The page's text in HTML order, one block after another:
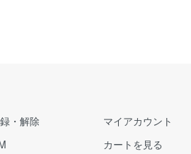
・解除
マイアカウント
カートを見る